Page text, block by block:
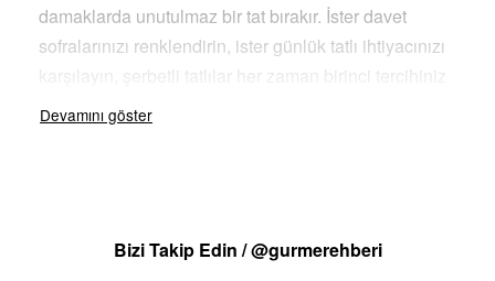
damaklarda unutulmaz bir tat bırakır. İster davet
sofralarınızı renklendirin, ister günlük tatlı ihtiyacınızı
karşılayın, şerbetli tatlılar her zaman birinci tercihiniz
olacak. Şöbiyet, baklava, revani gibi geleneksel
Ayrıca, pratik tarifler ve püf noktalarıyla tatlı yapımını
Bizi Takip Edin / @gurmerehberi